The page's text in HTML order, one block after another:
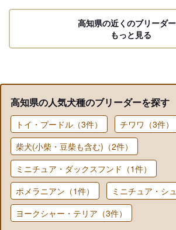
高知県の近くのブリーダ
もっと見る
高知県の人気犬種のブリーダーを探す
トイ・プードル（3件）
チワワ（3件）
柴犬(小柴・豆柴も含む)（2件）
ミニチュア・ダックスフンド（1件）
ポメラニアン（1件）
ミニチュア・シ
ヨークシャー・テリア（3件）